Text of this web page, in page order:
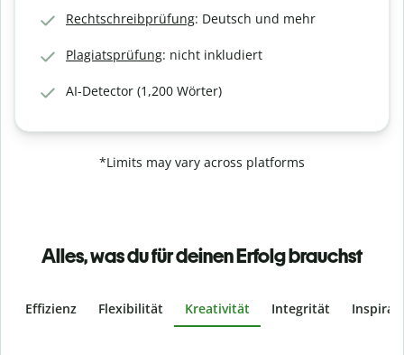
Rechtschreibprüfung: Deutsch und mehr
Plagiatsprüfung: nicht inkludiert
AI-Detector (1,200 Wörter)
*Limits may vary across platforms
Alles, was du für deinen Erfolg brauchst
Effizienz Flexibilität Kreativität Integrität